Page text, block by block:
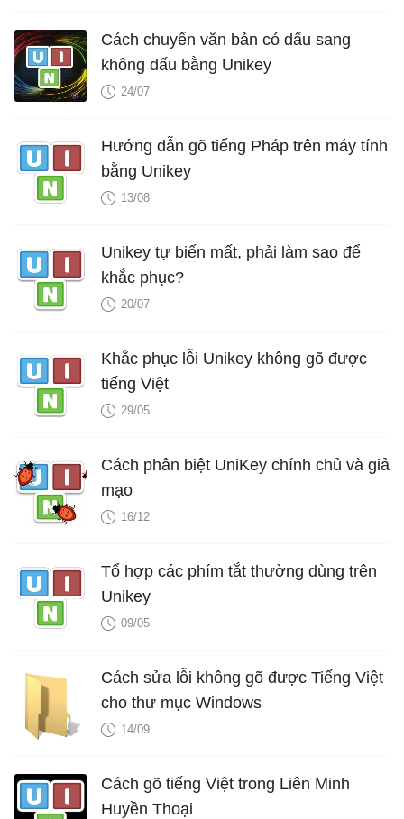
Cách chuyển văn bản có dấu sang
không dấu bằng Unikey
24/07
Hướng dẫn gõ tiếng Pháp trên máy tính
bằng Unikey
13/08
Unikey tự biến mất, phải làm sao để
khắc phục?
20/07
Khắc phục lỗi Unikey không gõ được
tiếng Việt
29/05
Cách phân biệt UniKey chính chủ và giả
mạo
16/12
Tổ hợp các phím tắt thường dùng trên
Unikey
09/05
Cách sửa lỗi không gõ được Tiếng Việt
cho thư mục Windows
14/09
Cách gõ tiếng Việt trong Liên Minh
Huyền Thoại